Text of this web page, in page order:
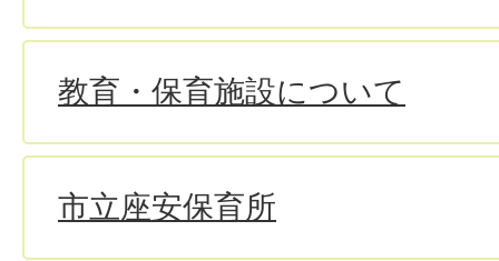
教育・保育施設について
市立座安保育所